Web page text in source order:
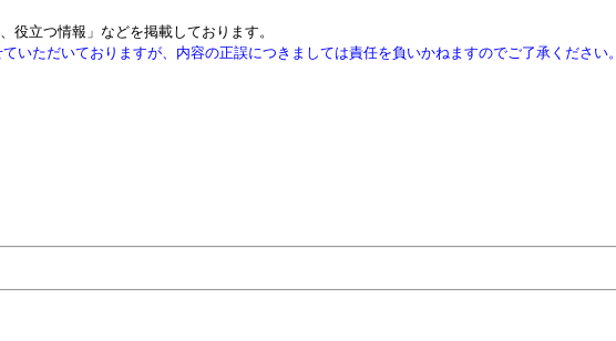
役立つ情報」などを掲載しております。
いただいておりますが、内容の正誤につきましては責任を負いかねますのでご了承ください。